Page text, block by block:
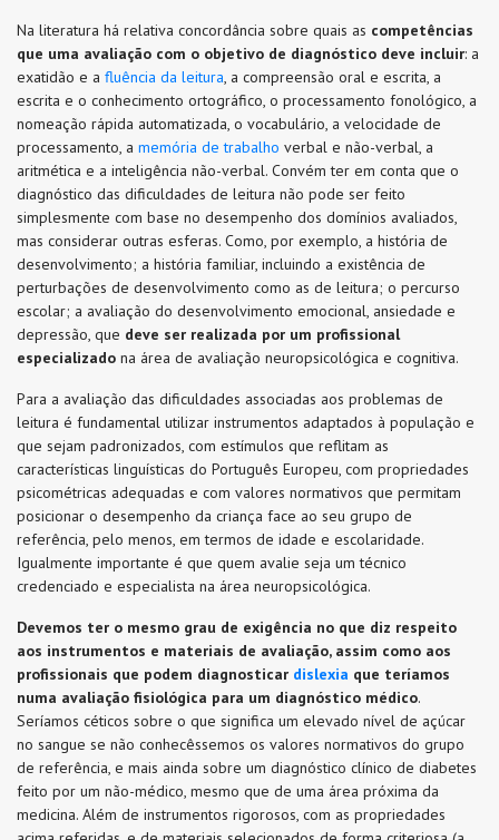
Na literatura há relativa concordância sobre quais as competências
que uma avaliação com o objetivo de diagnóstico deve incluir: a
exatidão e a fluência da leitura, a compreensão oral e escrita, a
escrita e o conhecimento ortográfico, o processamento fonológico, a
nomeação rápida automatizada, o vocabulário, a velocidade de
processamento, a memória de trabalho verbal e não-verbal, a
aritmética e a inteligência não-verbal. Convém ter em conta que o
diagnóstico das dificuldades de leitura não pode ser feito
simplesmente com base no desempenho dos domínios avaliados,
mas considerar outras esferas. Como, por exemplo, a história de
desenvolvimento; a história familiar, incluindo a existência de
perturbações de desenvolvimento como as de leitura; o percurso
escolar; a avaliação do desenvolvimento emocional, ansiedade e
depressão, que deve ser realizada por um profissional
especializado na área de avaliação neuropsicológica e cognitiva.
Para a avaliação das dificuldades associadas aos problemas de
leitura é fundamental utilizar instrumentos adaptados à população e
que sejam padronizados, com estímulos que reflitam as
características linguísticas do Português Europeu, com propriedades
psicométricas adequadas e com valores normativos que permitam
posicionar o desempenho da criança face ao seu grupo de
referência, pelo menos, em termos de idade e escolaridade.
Igualmente importante é que quem avalie seja um técnico
credenciado e especialista na área neuropsicológica.
Devemos ter o mesmo grau de exigência no que diz respeito
aos instrumentos e materiais de avaliação, assim como aos
profissionais que podem diagnosticar dislexia que teríamos
numa avaliação fisiológica para um diagnóstico médico.
Seríamos céticos sobre o que significa um elevado nível de açúcar
no sangue se não conhecêssemos os valores normativos do grupo
de referência, e mais ainda sobre um diagnóstico clínico de diabetes
feito por um não-médico, mesmo que de uma área próxima da
medicina. Além de instrumentos rigorosos, com as propriedades